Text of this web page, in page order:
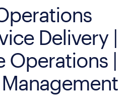
Delivery |
Operations |